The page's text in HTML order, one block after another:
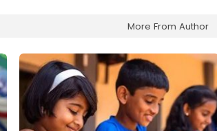
More From Author